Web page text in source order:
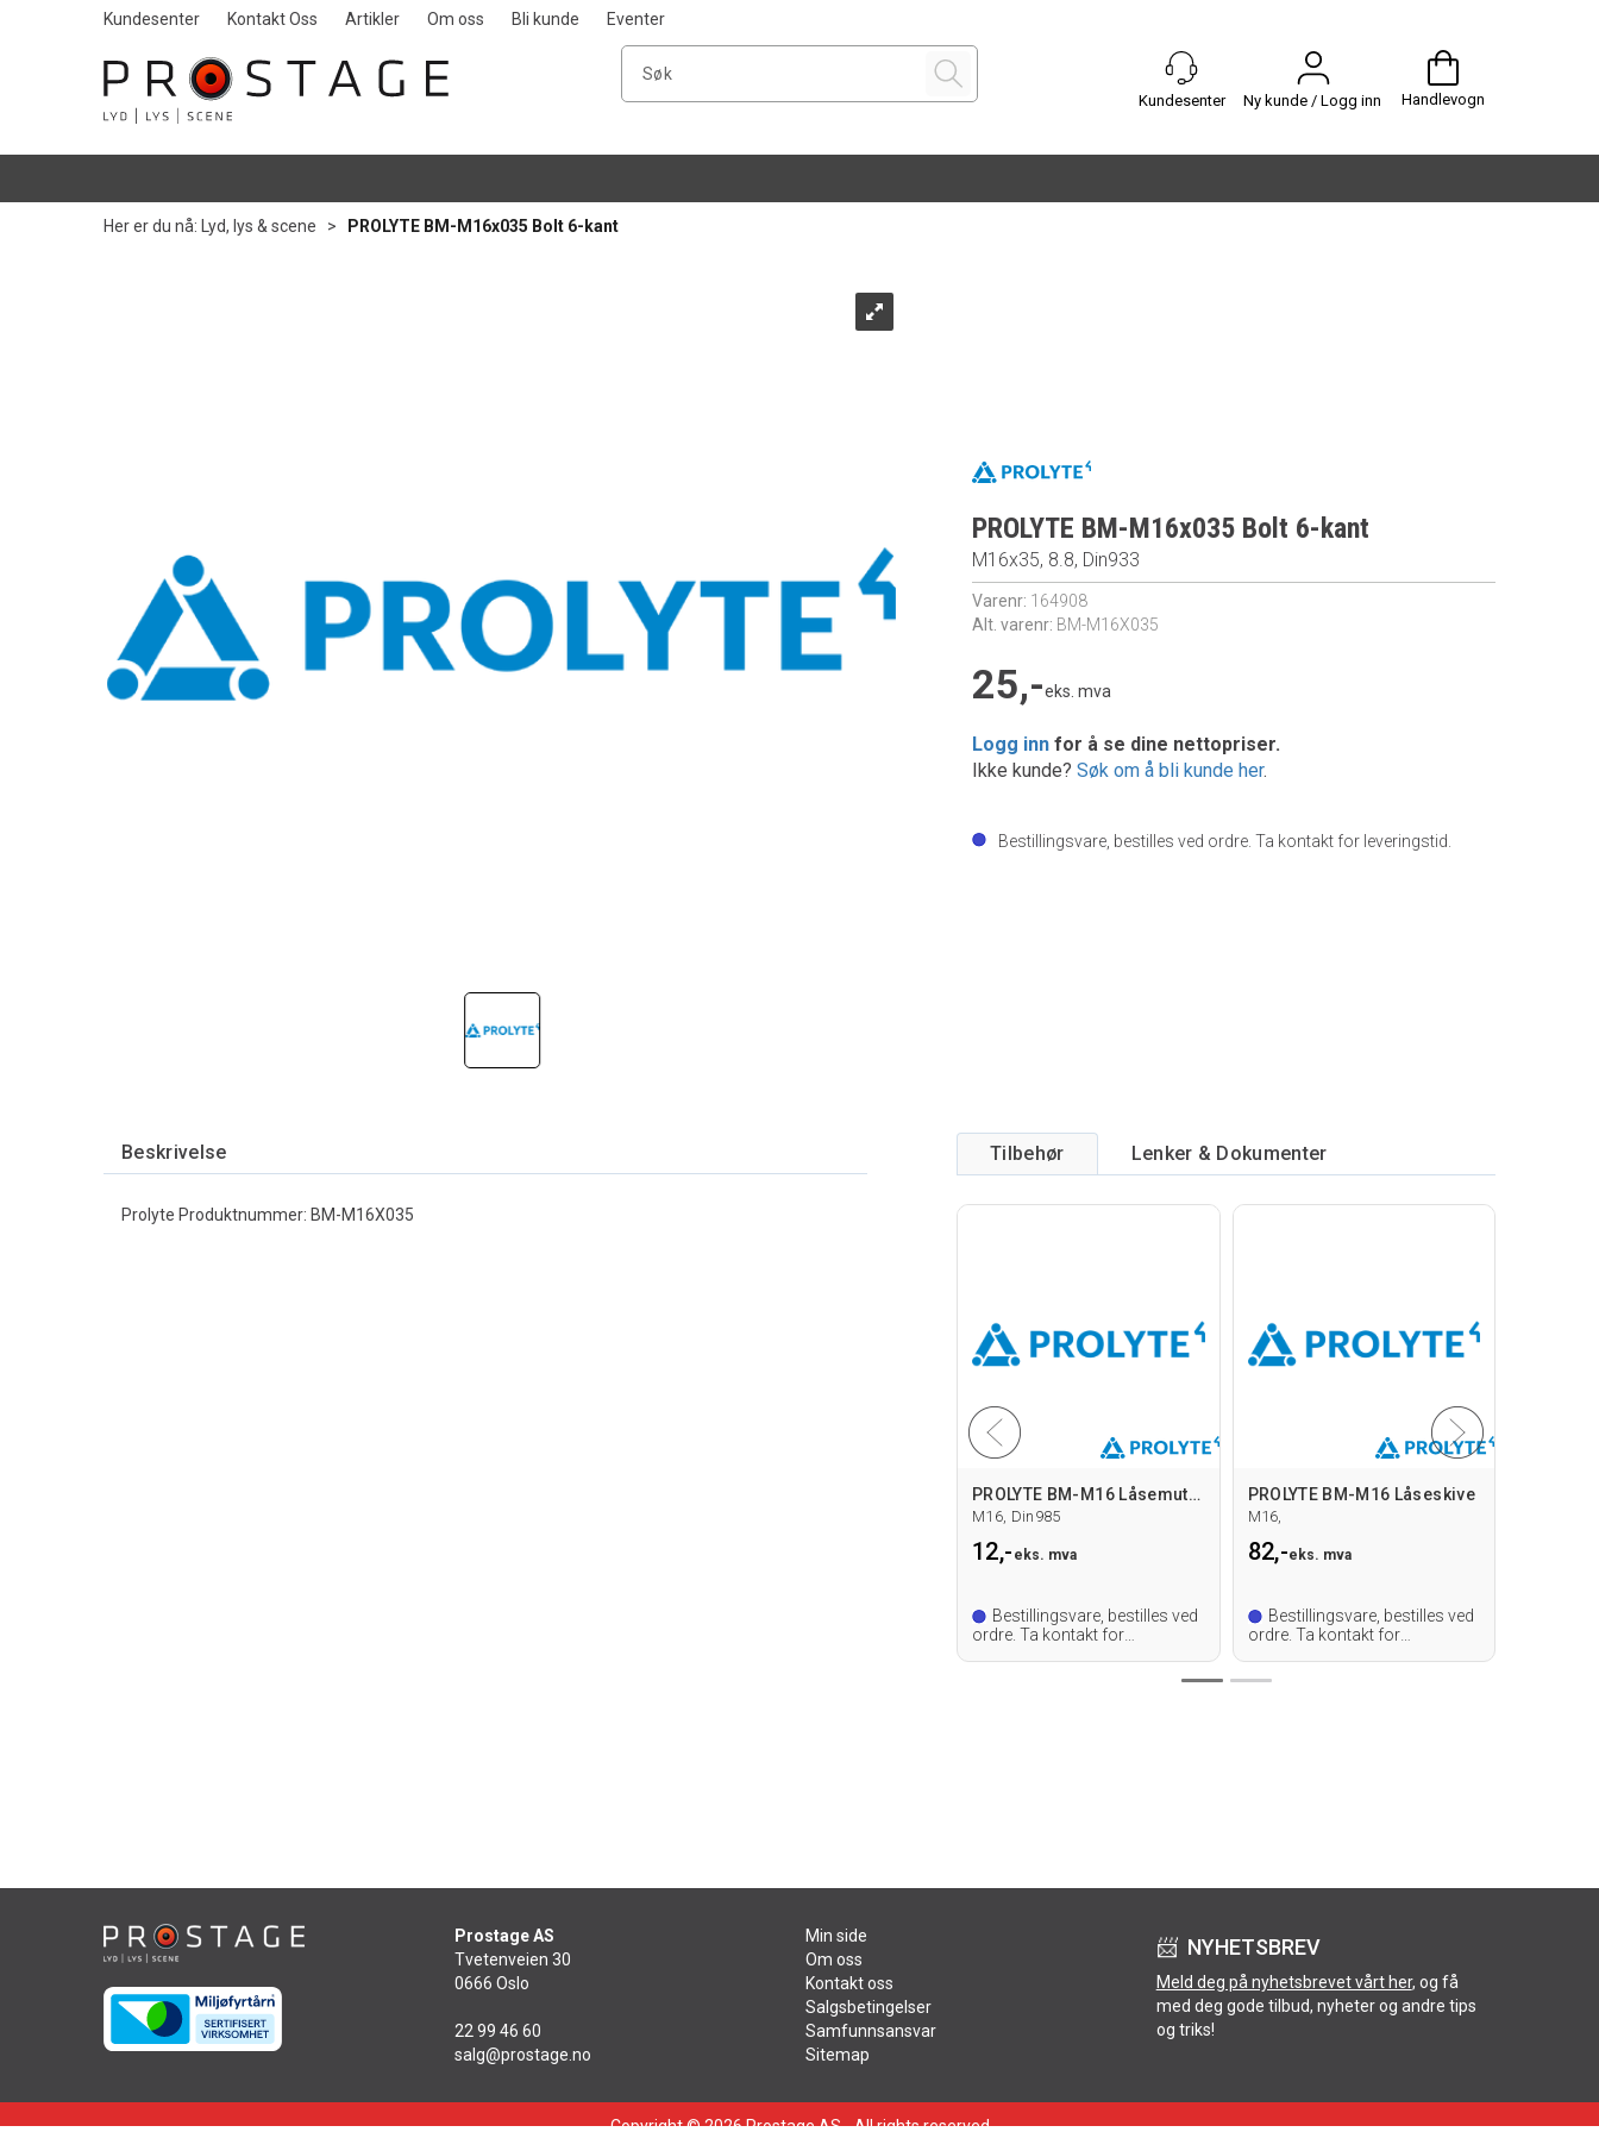
Kundesenter Kontakt Oss Artikler Om oss Bli kunde Eventer
Ny kunde / Logg inn Handlevogn
Her er du nå: Lyd, lys & scene > PROLYTE BM-M16x035 Bolt 6-kant
PROLYTE BM-M16x035 Bolt 6-kant
M16x35, 8.8, Din933
Varenr: 164908
Alt. varenr: BM-M16X035
25,-eks. mva
Logg inn for å se dine nettopriser.
Ikke kunde?Søk om å bli kunde her.
Bestillingsvare, bestilles ved ordre. Ta kontakt for leveringstid.
Beskrivelse
Prolyte Produktnummer: BM-M16X035
Tilbehør Lenker & Dokumenter
PROLYTE BM-M16 Låsemutter
M16, Din985
12,- eks. mva
Bestillingsvare, bestilles ved
ordre. Ta kontakt for
PROLYTE BM-M16 Låseskive
M16,
82,-eks. mva
Bestillingsvare, bestilles ved
ordre. Ta kontakt for
Prostage AS
Tvetenveien 30
0666 Oslo
22 99 46 60
salg@prostage.no
Min side
Om oss
Kontakt oss
Salgsbetingelser
Samfunnsansvar
Sitemap
📨 NYHETSBREV
Meld deg på nyhetsbrevet vårt her, og få
med deg gode tilbud, nyheter og andre tips
og triks!
Copyright © 2026 Prostage AS - All rights reserved